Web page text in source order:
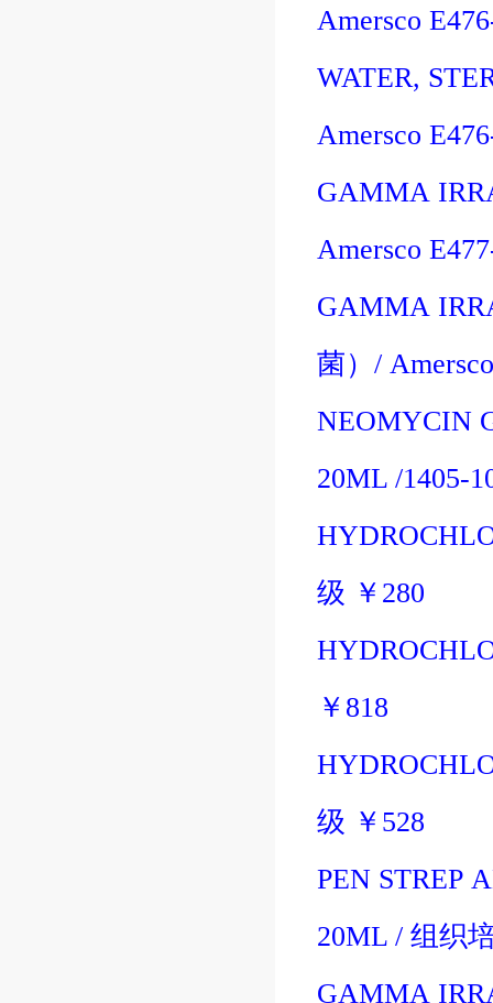
Amersco
WATER,
Amersco
GAMMA
Amersco
GAMMA
菌）/
NEOMYCIN
20ML /1405-
级 ￥ 280
￥ 818
级 ￥ 528
PEN STREP
20ML / 组织
GAMMA